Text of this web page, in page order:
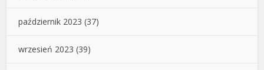
październik 2023 (37)
wrzesień 2023 (39)